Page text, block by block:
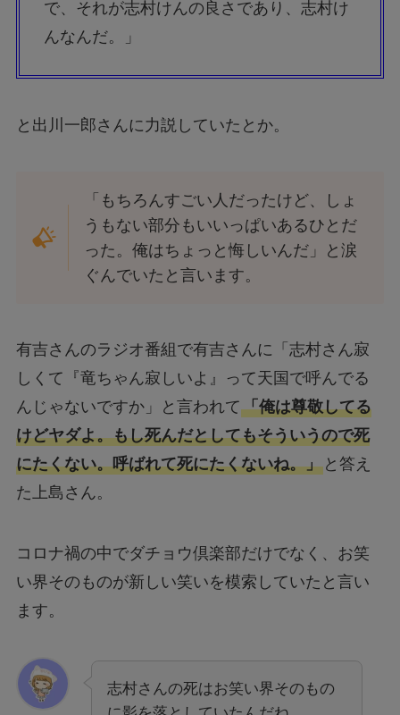
で、それが志村けんの良さであり、志村け
んなんだ。」
と出川一郎さんに力説していたとか。
「もちろんすごい人だったけど、しょ
うもない部分もいいっぱいあるひとだ
った。俺はちょっと悔しいんだ」と涙
ぐんでいたと言います。
有吉さんのラジオ番組で有吉さんに「志村さん寂
しくて『竜ちゃん寂しいよ』って天国で呼んでる
んじゃないですか」と言われて「俺は尊敬してる
けどヤダよ。もし死んだとしてもそういうので死
にたくない。呼ばれて死にたくないね。」と答え
た上島さん。
コロナ禍の中でダチョウ倶楽部だけでなく、お笑
い界そのものが新しい笑いを模索していたと言い
ます。
志村さんの死はお笑い界そのもの